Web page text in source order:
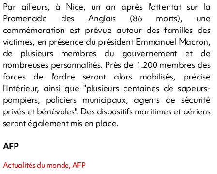
Par ailleurs, à Nice, un an après l'attentat sur la
Promenade des Anglais (86 morts), une
commémoration est prévue autour des familles des
victimes, en présence du président Emmanuel Macron,
de plusieurs membres du gouvernement et de
nombreuses personnalités. Près de 1.200 membres des
forces de l'ordre seront alors mobilisés, précise
l'Intérieur, ainsi que "plusieurs centaines de sapeurs-
pompiers, policiers municipaux, agents de sécurité
privés et bénévoles". Des dispositifs maritimes et aériens
seront également mis en place.
AFP
Actualités du monde, AFP